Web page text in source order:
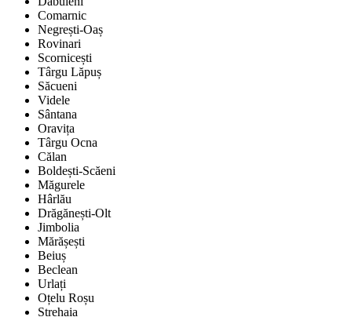
Comarnic
Negrești-Oaș
Rovinari
Scornicești
Târgu Lăpuș
Săcueni
Videle
Sântana
Oravița
Târgu Ocna
Călan
Boldești-Scăeni
Măgurele
Hârlău
Drăgănești-Olt
Jimbolia
Mărășești
Beiuș
Beclean
Urlați
Oțelu Roșu
Strehaia